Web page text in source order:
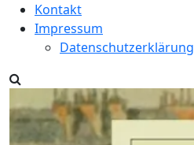
Kontakt
Impressum
Datenschutzerklärung